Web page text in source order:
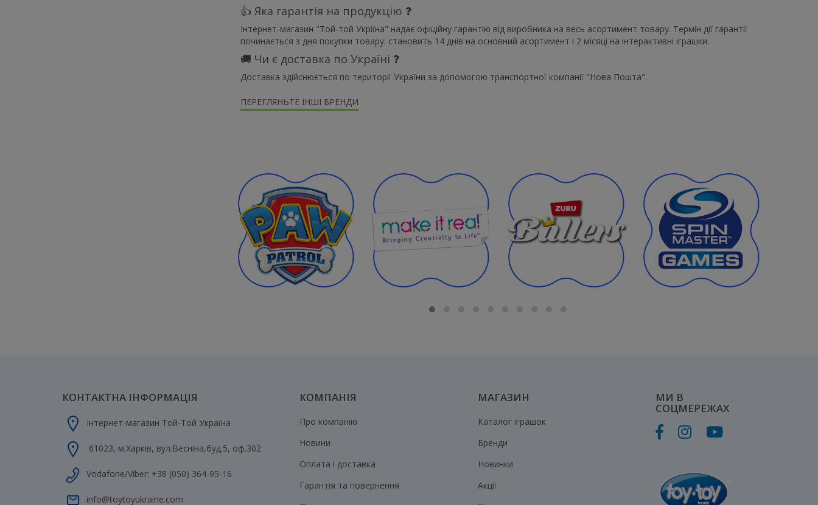
👍 Яка гарантія на продукцію ❓
Інтернет-магазин "Той-той Укріїна" надає офіційну гарантію від виробника на весь асортимент товару. Термін дії гарантії
починається з дня покупки товару: становить 14 днів на основний асортимент і 2 місяці на інтерактивні іграшки.
🚚 Чи є доставка по Україні ❓
Доставка здійснюється по території України за допомогою транспортної компанії "Нова Пошта".
ПЕРЕГЛЯНЬТЕ ІНШІ БРЕНДИ
КОНТАКТНА ІНФОРМАЦІЯ
Інтернет-магазин Той-Той Україна
61023, м.Харків, вул.Весніна,буд.5, оф.302
Vodafone/Viber: +38 (050) 364-95-16
info@toytoyukraine.com
КОМПАНІЯ
Про компанію
Новини
Оплата і доставка
Гарантія та повернення
МАГАЗИН
Каталог іграшок
Бренди
Новинки
Акції
МИ В
СОЦМЕРЕЖАХ